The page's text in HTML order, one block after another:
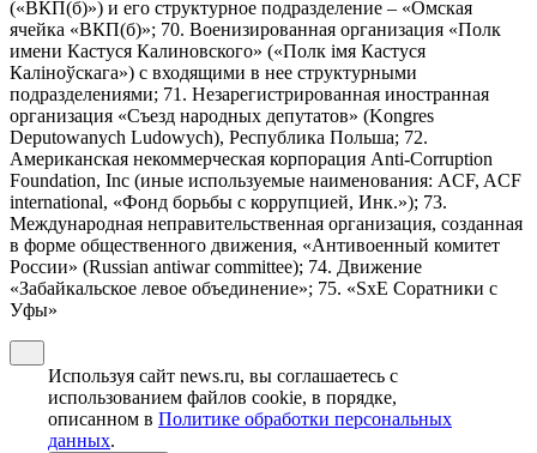
(«ВКП(б)») и его структурное подразделение – «Омская
ячейка «ВКП(б)»; 70. Военизированная организация «Полк
имени Кастуся Калиновского» («Полк iмя Кастуся
Калiноўскага») с входящими в нее структурными
подразделениями; 71. Незарегистрированная иностранная
организация «Съезд народных депутатов» (Kongres
Deputowanych Ludowych), Республика Польша; 72.
Американская некоммерческая корпорация Anti-Corruption
Foundation, Inc (иные используемые наименования: ACF, ACF
international, «Фонд борьбы с коррупцией, Инк.»); 73.
Международная неправительственная организация, созданная
в форме общественного движения, «Антивоенный комитет
России» (Russian antiwar committee); 74. Движение
«Забайкальское левое объединение»; 75. «SxE Соратники с
Уфы»
Используя сайт news.ru, вы соглашаетесь с
использованием файлов cookie, в порядке,
описанном в Политике обработки персональных
данных.